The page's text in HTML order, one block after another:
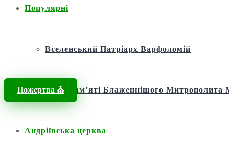
Популярні
Вселенський Патріарх Варфоломій
Фонд пам’яті Блаженнішого
Андріївська церква
Пожертва ⛪️